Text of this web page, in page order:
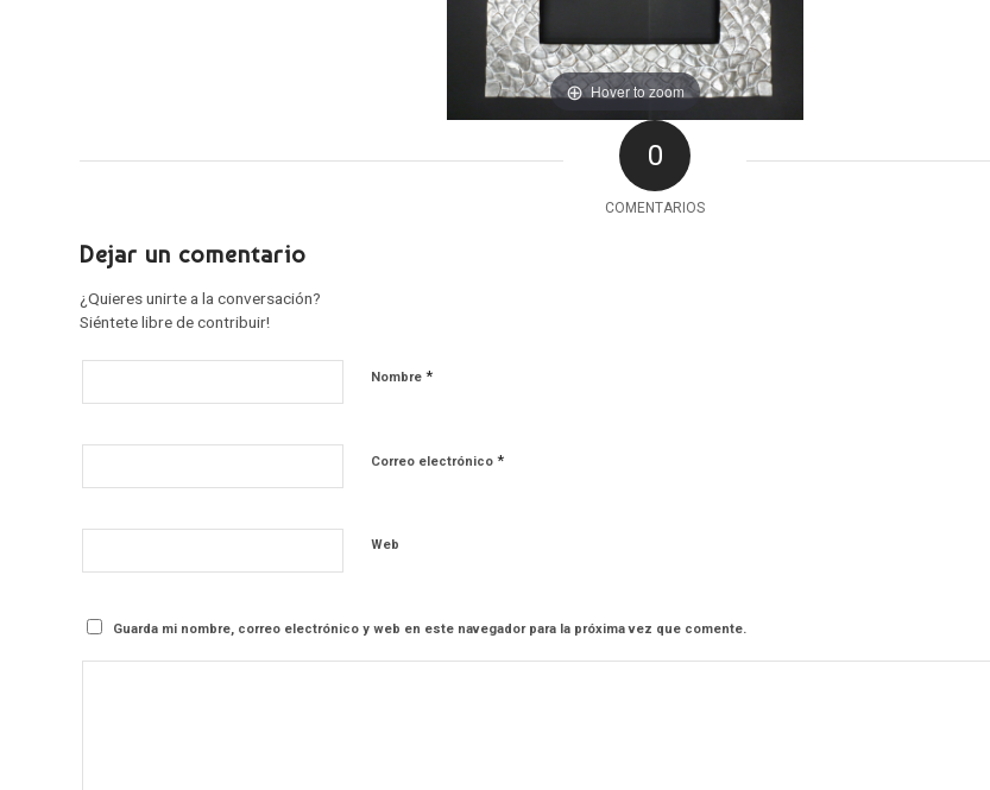
Hover to zoom
0
COMENTARIOS
Dejar un comentario
¿Quieres unirte a la conversación?
Siéntete libre de contribuir!
Nombre *
Correo electrónico *
Web
Guarda mi nombre, correo electrónico y web en este navegador para la próxima vez que comente.